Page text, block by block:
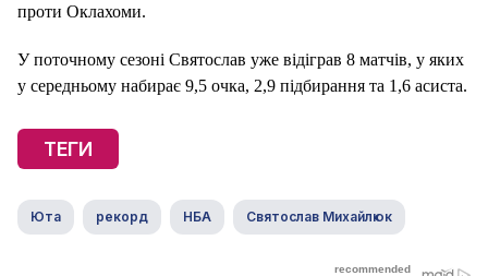
проти Оклахоми.
У поточному сезоні Святослав уже відіграв 8 матчів, у яких
у середньому набирає 9,5 очка, 2,9 підбирання та 1,6 асиста.
ТЕГИ
Юта рекорд НБА Святослав Михайлюк